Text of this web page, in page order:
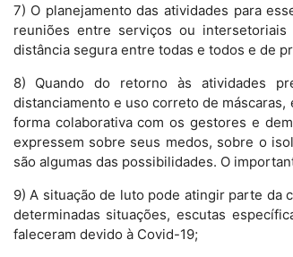
7) O planejamento das atividades para
reuniões entre serviços ou
distância segura entre todas e todos e de
8) Quando do retorno às atividades
distanciamento e uso correto de
forma colaborativa com os gestores e
expressem sobre seus medos, sobre o
são algumas das possibilidades. O
9) A situação de luto pode atingir parte da
determinadas situações, escutas
faleceram devido à Covid-19;